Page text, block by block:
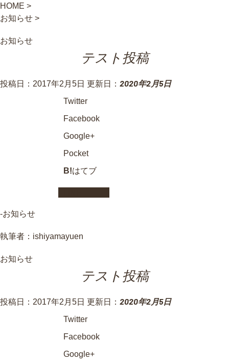
HOME >
お知らせ >
お知らせ
テスト投稿
投稿日：2017年2月5日 更新日： 2020年2月5日
Twitter
Facebook
Google+
Pocket
B!はてブ
-お知らせ
執筆者： ishiyamayuen
お知らせ
テスト投稿
投稿日：2017年2月5日 更新日： 2020年2月5日
Twitter
Facebook
Google+